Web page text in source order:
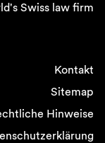
Swiss law firm
Kontakt
Sitemap
Hinweise